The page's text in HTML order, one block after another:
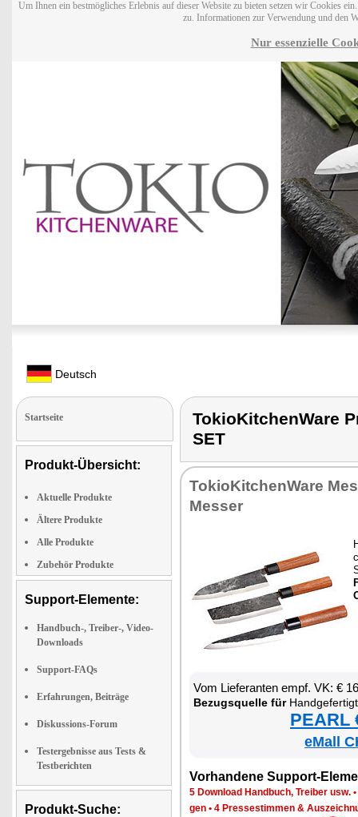
Um Ihnen ein bestmögliches Erlebnis auf dieser Website zu bieten setzen wir Cookies
zu. Informationen zur Verwendung und den
Nur essenzielle
Deutsch
Startseite
Produkt-Übersicht:
Aktuelle Produkte
Ältere Produkte
Alle Produkte
Zubehör Produkte
Support-Elemente:
Handbuch-, Treiber-, Video-
Downloads
Support-FAQs
Erfahrungen, Beiträge
Diskussions-Forum
Testergebnisse aus Tests &
Testberichten
Produkt-Suche:
TokioKitchenWare
SET
To­kio­Kit­chen­Wa­re
Mes­ser
Vom Lie­fe­ran­ten empf. VK: €
Be­zugs­quel­le fürHand­ge­fer­tig­tes
PEARL
eMall
Vor­han­de­ne Sup­port-
5 Down­load Hand­buch, Trei­ber usw. •
gen • 4 Pres­se­stim­men &